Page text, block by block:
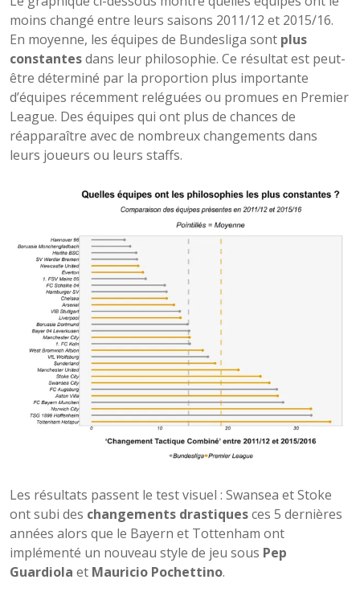
moins changé entre leurs saisons 2011/12 et 2015/16.
En moyenne, les équipes de Bundesliga sont plus
constantesdans leur philosophie. Ce résultat est peut-
être déterminé par la proportion plus importante
d’équipes récemment reléguées ou promues en Premier
League. Des équipes qui ont plus de chances de
réapparaître avec de nombreux changements dans
leurs joueurs ou leurs staffs.
Les résultats passent le test visuel : Swansea et Stoke
ont subi des changements drastiquesces 5 dernières
années alors que le Bayern et Tottenham ont
implémenté un nouveau style de jeu sous Pep
Guardiola et Mauricio Pochettino.